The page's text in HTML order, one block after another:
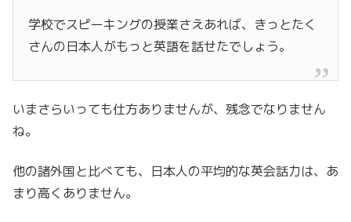
学校でスピーキングの授業さえあれば、きっとたく
さんの日本人がもっと英語を話せたでしょう。
いまさらいっても仕方ありませんが、残念でなりません
ね。
他の諸外国と比べても、日本人の平均的な英会話力は、あ
まり高くありません。